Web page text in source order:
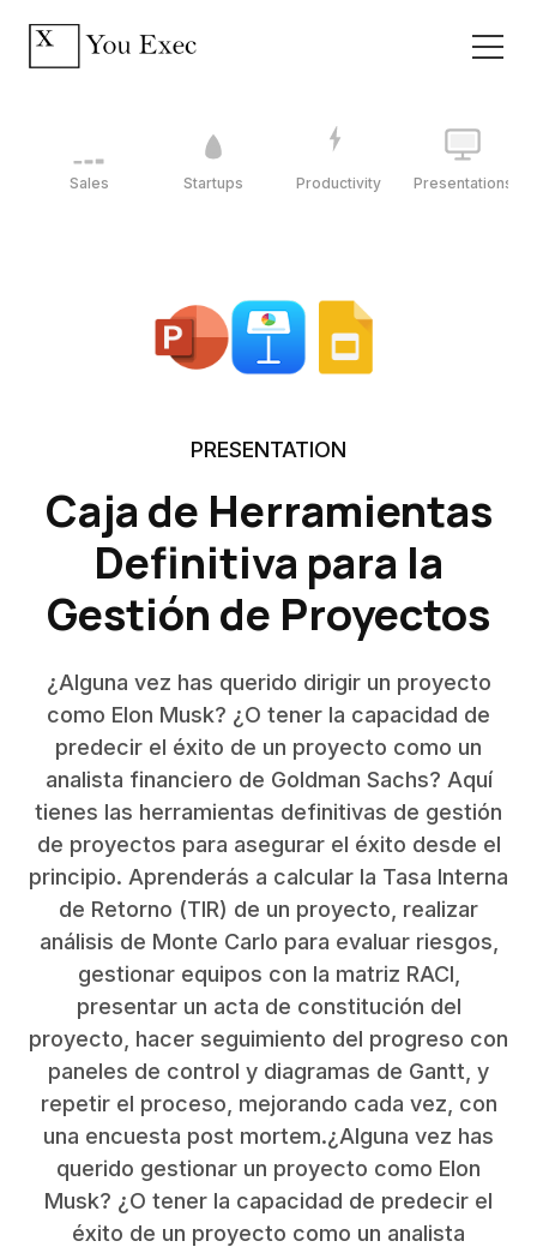
Sales Startups Productivity Presentations
PRESENTATION
Caja de Herramientas
Definitiva para la
Gestión de Proyectos
¿Alguna vez has querido dirigir un proyecto
como Elon Musk? ¿O tener la capacidad de
predecir el éxito de un proyecto como un
analista financiero de Goldman Sachs? Aquí
tienes las herramientas definitivas de gestión
de proyectos para asegurar el éxito desde el
principio. Aprenderás a calcular la Tasa Interna
de Retorno (TIR) de un proyecto, realizar
análisis de Monte Carlo para evaluar riesgos,
gestionar equipos con la matriz RACI,
presentar un acta de constitución del
proyecto, hacer seguimiento del progreso con
paneles de control y diagramas de Gantt, y
repetir el proceso, mejorando cada vez, con
una encuesta post mortem.¿Alguna vez has
querido gestionar un proyecto como Elon
Musk? ¿O tener la capacidad de predecir el
éxito de un proyecto como un analista